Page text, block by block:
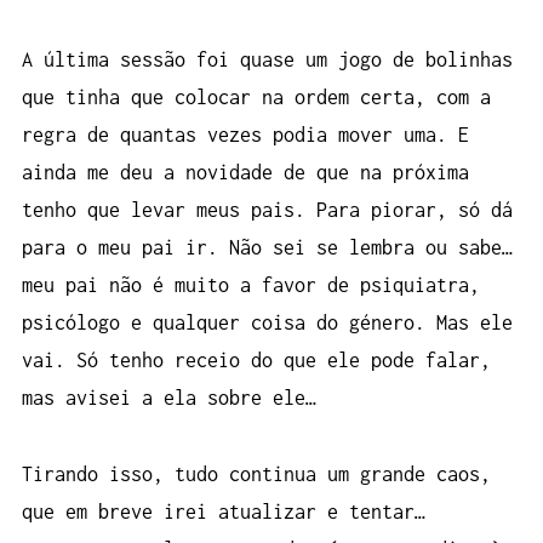
A última sessão foi quase um jogo de bolinhas
que tinha que colocar na ordem certa, com a
regra de quantas vezes podia mover uma. E
ainda me deu a novidade de que na próxima
tenho que levar meus pais. Para piorar, só dá
para o meu pai ir. Não sei se lembra ou sabe…
meu pai não é muito a favor de psiquiatra,
psicólogo e qualquer coisa do género. Mas ele
vai. Só tenho receio do que ele pode falar,
mas avisei a ela sobre ele…
Tirando isso, tudo continua um grande caos,
que em breve irei atualizar e tentar…